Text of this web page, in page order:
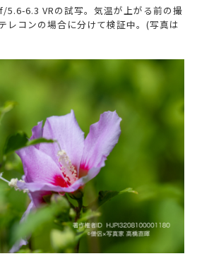
5.6-6.3 VRの試写。気温が上がる前の撮
レコンの場合に分けて検証中。(写真は